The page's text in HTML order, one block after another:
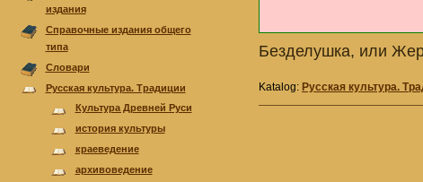
издания
Справочные издания общего
типа
Cловари
Русская культура. Традиции
Культура Древней Руси
история культуры
краеведение
архивоведение
Безделушка, или
Katalog: Русская культура.